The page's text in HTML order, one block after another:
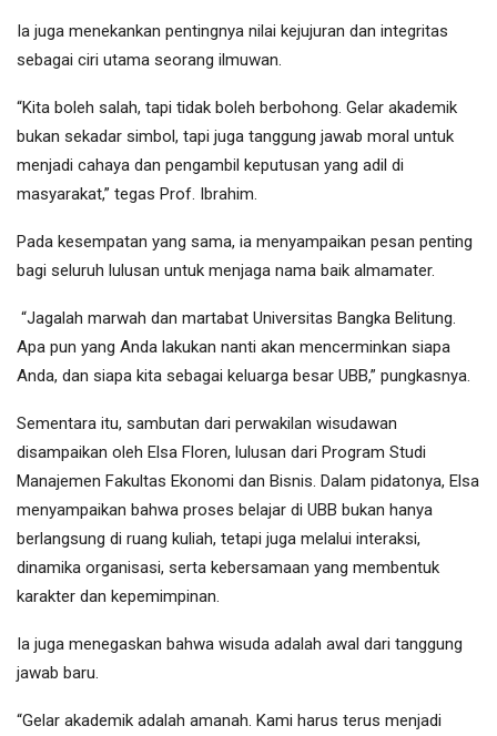
Ia juga menekankan pentingnya nilai kejujuran dan integritas
sebagai ciri utama seorang ilmuwan.
“Kita boleh salah, tapi tidak boleh berbohong. Gelar akademik
bukan sekadar simbol, tapi juga tanggung jawab moral untuk
menjadi cahaya dan pengambil keputusan yang adil di
masyarakat,” tegas Prof. Ibrahim.
Pada kesempatan yang sama, ia menyampaikan pesan penting
bagi seluruh lulusan untuk menjaga nama baik almamater.
“Jagalah marwah dan martabat Universitas Bangka Belitung.
Apa pun yang Anda lakukan nanti akan mencerminkan siapa
Anda, dan siapa kita sebagai keluarga besar UBB,” pungkasnya.
Sementara itu, sambutan dari perwakilan wisudawan
disampaikan oleh Elsa Floren, lulusan dari Program Studi
Manajemen Fakultas Ekonomi dan Bisnis. Dalam pidatonya, Elsa
menyampaikan bahwa proses belajar di UBB bukan hanya
berlangsung di ruang kuliah, tetapi juga melalui interaksi,
dinamika organisasi, serta kebersamaan yang membentuk
karakter dan kepemimpinan.
Ia juga menegaskan bahwa wisuda adalah awal dari tanggung
jawab baru.
“Gelar akademik adalah amanah. Kami harus terus menjadi